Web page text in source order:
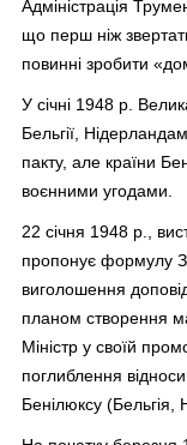
Адміністрація
що перш ніж
повинні зробити
У січні 1948 р.
Бельгії,
пакту, але країни
воєнними угодами.
22 січня 1948 р.,
пропонує формулу
виголошення
планом створення
Міністр у своїй
поглиблення
Бенілюксу (Бельгія,